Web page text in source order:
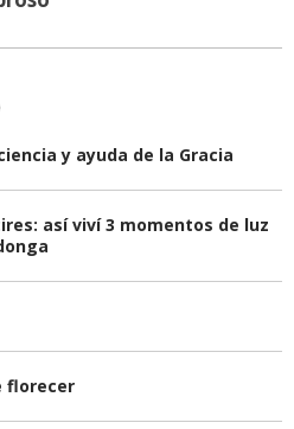
y ayuda de la Gracia
así viví 3 momentos de luz
florecer